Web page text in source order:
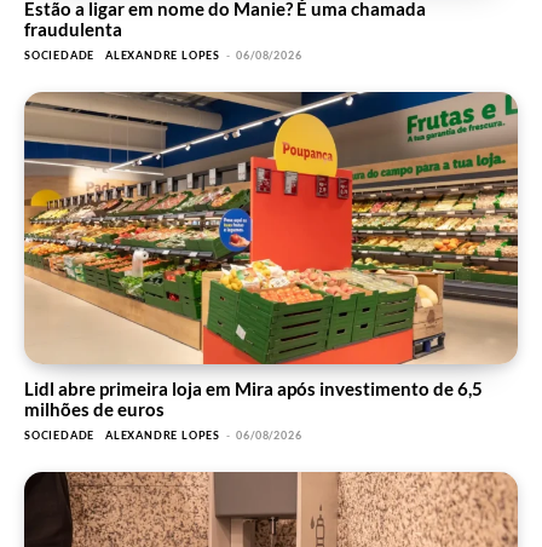
Estão a ligar em nome do Manie? É uma chamada
fraudulenta
SOCIEDADE ALEXANDRE LOPES - 06/08/2026
Lidl abre primeira loja em Mira após investimento de 6,5
milhões de euros
SOCIEDADE ALEXANDRE LOPES - 06/08/2026